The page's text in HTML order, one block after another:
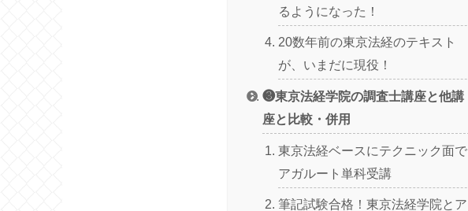
るようになった！
20数年前の東京法経のテキスト
が、いまだに現役！
❸東京法経学院の調査士講座と他講
座と比較・併用
東京法経ベースにテクニック面で
アガルート単科受講
筆記試験合格！東京法経学院とア